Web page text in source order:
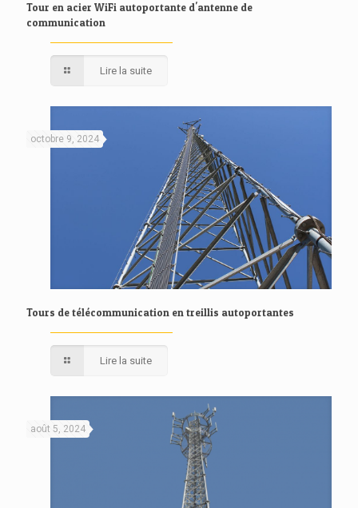
Tour en acier WiFi autoportante d'antenne de
communication
Lire la suite
octobre 9, 2024
Tours de télécommunication en treillis autoportantes
Lire la suite
août 5, 2024